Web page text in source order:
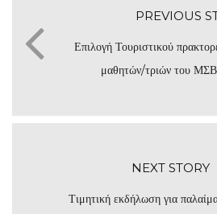
PREVIOUS
Επιλογή Τουριστικού
μαθητών/τριών του
NEXT STORY
Τιμητική εκδήλωση για